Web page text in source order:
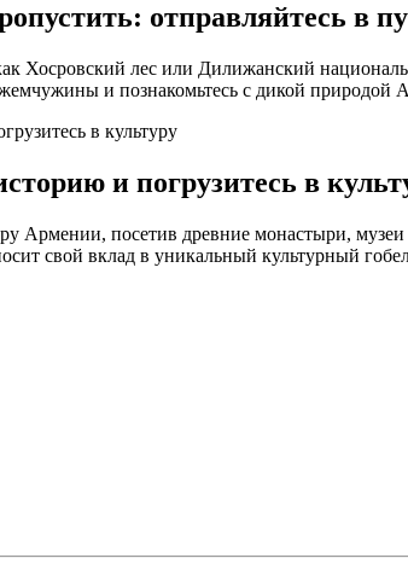
отправляйтесь в
Хосровский лес или Дилижанский
и познакомьтесь с дикой природой
и погрузитесь в
Армении, посетив древние монастыри,
свой вклад в уникальный культурный